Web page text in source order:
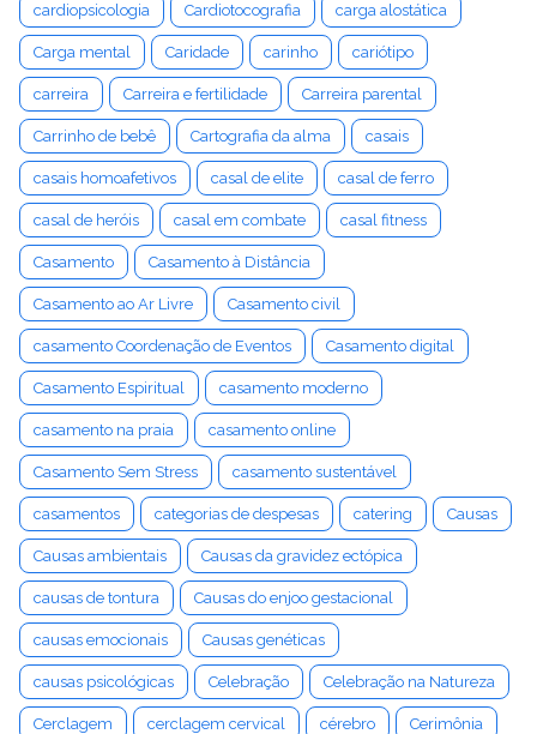
cardiopsicologia Cardiotocografia carga alostática
Carga mental Caridade carinho cariótipo
carreira Carreira e fertilidade Carreira parental
Carrinho de bebê Cartografia da alma casais
casais homoafetivos casal de elite casal de ferro
casal de heróis casal em combate casal fitness
Casamento Casamento à Distância
Casamento ao Ar Livre Casamento civil
casamento Coordenação de Eventos Casamento digital
Casamento Espiritual casamento moderno
casamento na praia casamento online
Casamento Sem Stress casamento sustentável
casamentos categorias de despesas catering Causas
Causas ambientais Causas da gravidez ectópica
causas de tontura Causas do enjoo gestacional
causas emocionais Causas genéticas
causas psicológicas Celebração Celebração na Natureza
Cerclagem cerclagem cervical cérebro Cerimônia